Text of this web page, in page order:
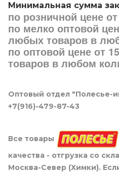
Минимальная сумма
по розничной цене
по мелко оптовой
любых товаров в
по оптовой цене от
товаров в любом
Оптовый отдел "Полесье-
+7(916)-479-87-43
Все товары
качества - отгрузка со
Москва-Север (Химки).